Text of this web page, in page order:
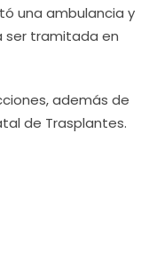
una ambulancia y
ser tramitada en
además de
de Trasplantes.